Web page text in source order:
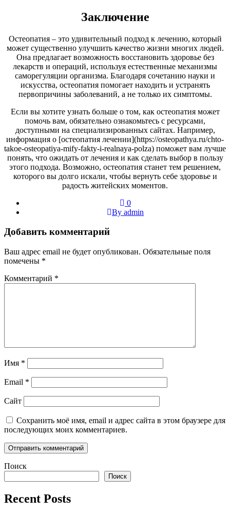
Заключение
Остеопатия – это удивительный подход к лечению, который
может существенно улучшить качество жизни многих людей.
Она предлагает возможность восстановить здоровье без
лекарств и операций, используя естественные механизмы
саморегуляции организма. Благодаря сочетанию науки и
искусства, остеопатия помогает находить и устранять
первопричины заболеваний, а не только их симптомы.
Если вы хотите узнать больше о том, как остеопатия может
помочь вам, обязательно ознакомьтесь с ресурсами,
доступными на специализированных сайтах. Например,
информация о [остеопатия лечении](https://osteopathya.ru/chto-
takoe-osteopatiya-mify-fakty-i-realnaya-polza) поможет вам лучше
понять, что ожидать от лечения и как сделать выбор в пользу
этого подхода. Возможно, остеопатия станет тем решением,
которого вы долго искали, чтобы вернуть себе здоровье и
радость житейских моментов.
0
By admin
Добавить комментарий
Ваш адрес email не будет опубликован. Обязательные поля
помечены *
Комментарий *
Имя *
Email *
Сайт
Сохранить моё имя, email и адрес сайта в этом браузере для
последующих моих комментариев.
Поиск
Поиск
Recent Posts